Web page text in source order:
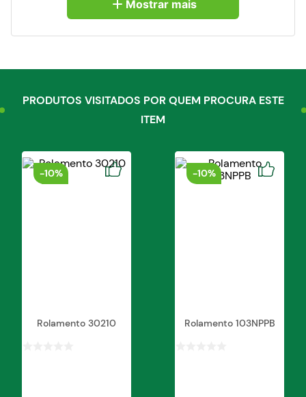
Mostrar mais
PRODUTOS VISITADOS POR QUEM PROCURA ESTE
ITEM
-10%
Rolamento 30210
-10%
Rolamento 103NPPB